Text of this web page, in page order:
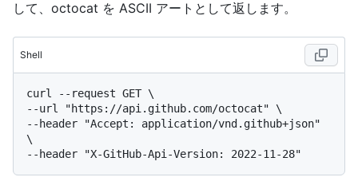
して、octocat を ASCII アートとして返します。
Shell
curl --request GET \
--url "https://api.github.com/octocat" \
--header "Accept: application/vnd.github+json"
\